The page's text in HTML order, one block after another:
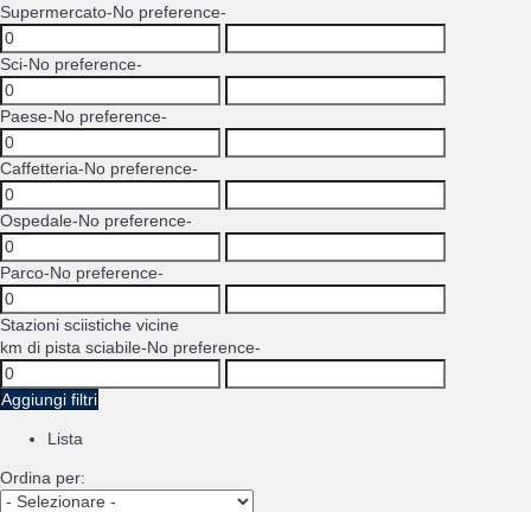
Supermercato-No preference-
Sci-No preference-
Paese-No preference-
Caffetteria-No preference-
Ospedale-No preference-
Parco-No preference-
Stazioni sciistiche vicine
km di pista sciabile-No preference-
Aggiungi filtri
Lista
Ordina per: